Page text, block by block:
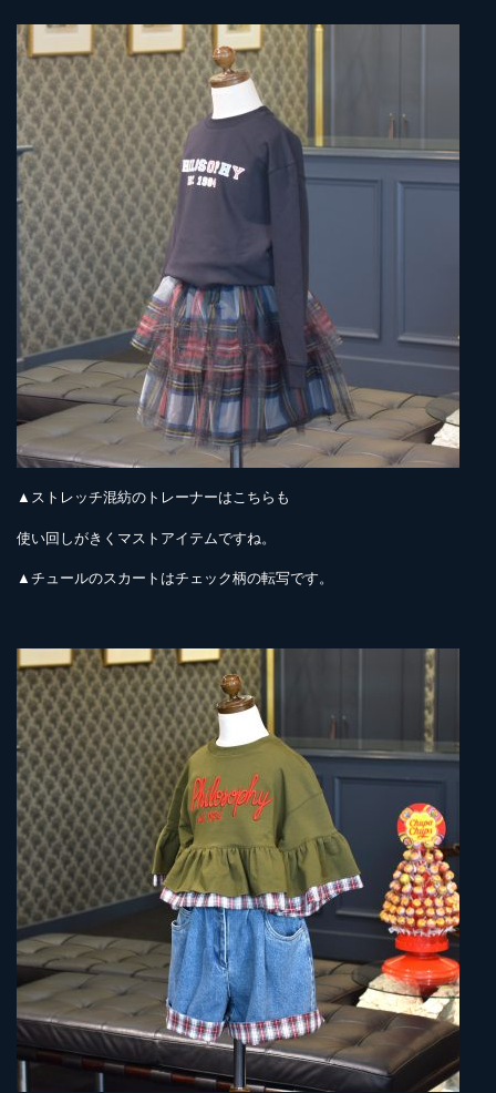
▲ストレッチ混紡のトレーナーはこちらも
使い回しがきくマストアイテムですね。
▲チュールのスカートはチェック柄の転写です。